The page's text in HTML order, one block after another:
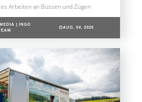
Arbeiten an Bussen und Zügen
| INGO
AUG. 04, 2026